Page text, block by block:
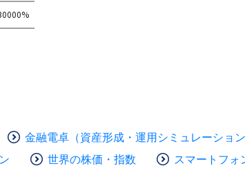
金融電卓（資産形成・運用シミュレーション
世界の株価・指数 スマートフォ